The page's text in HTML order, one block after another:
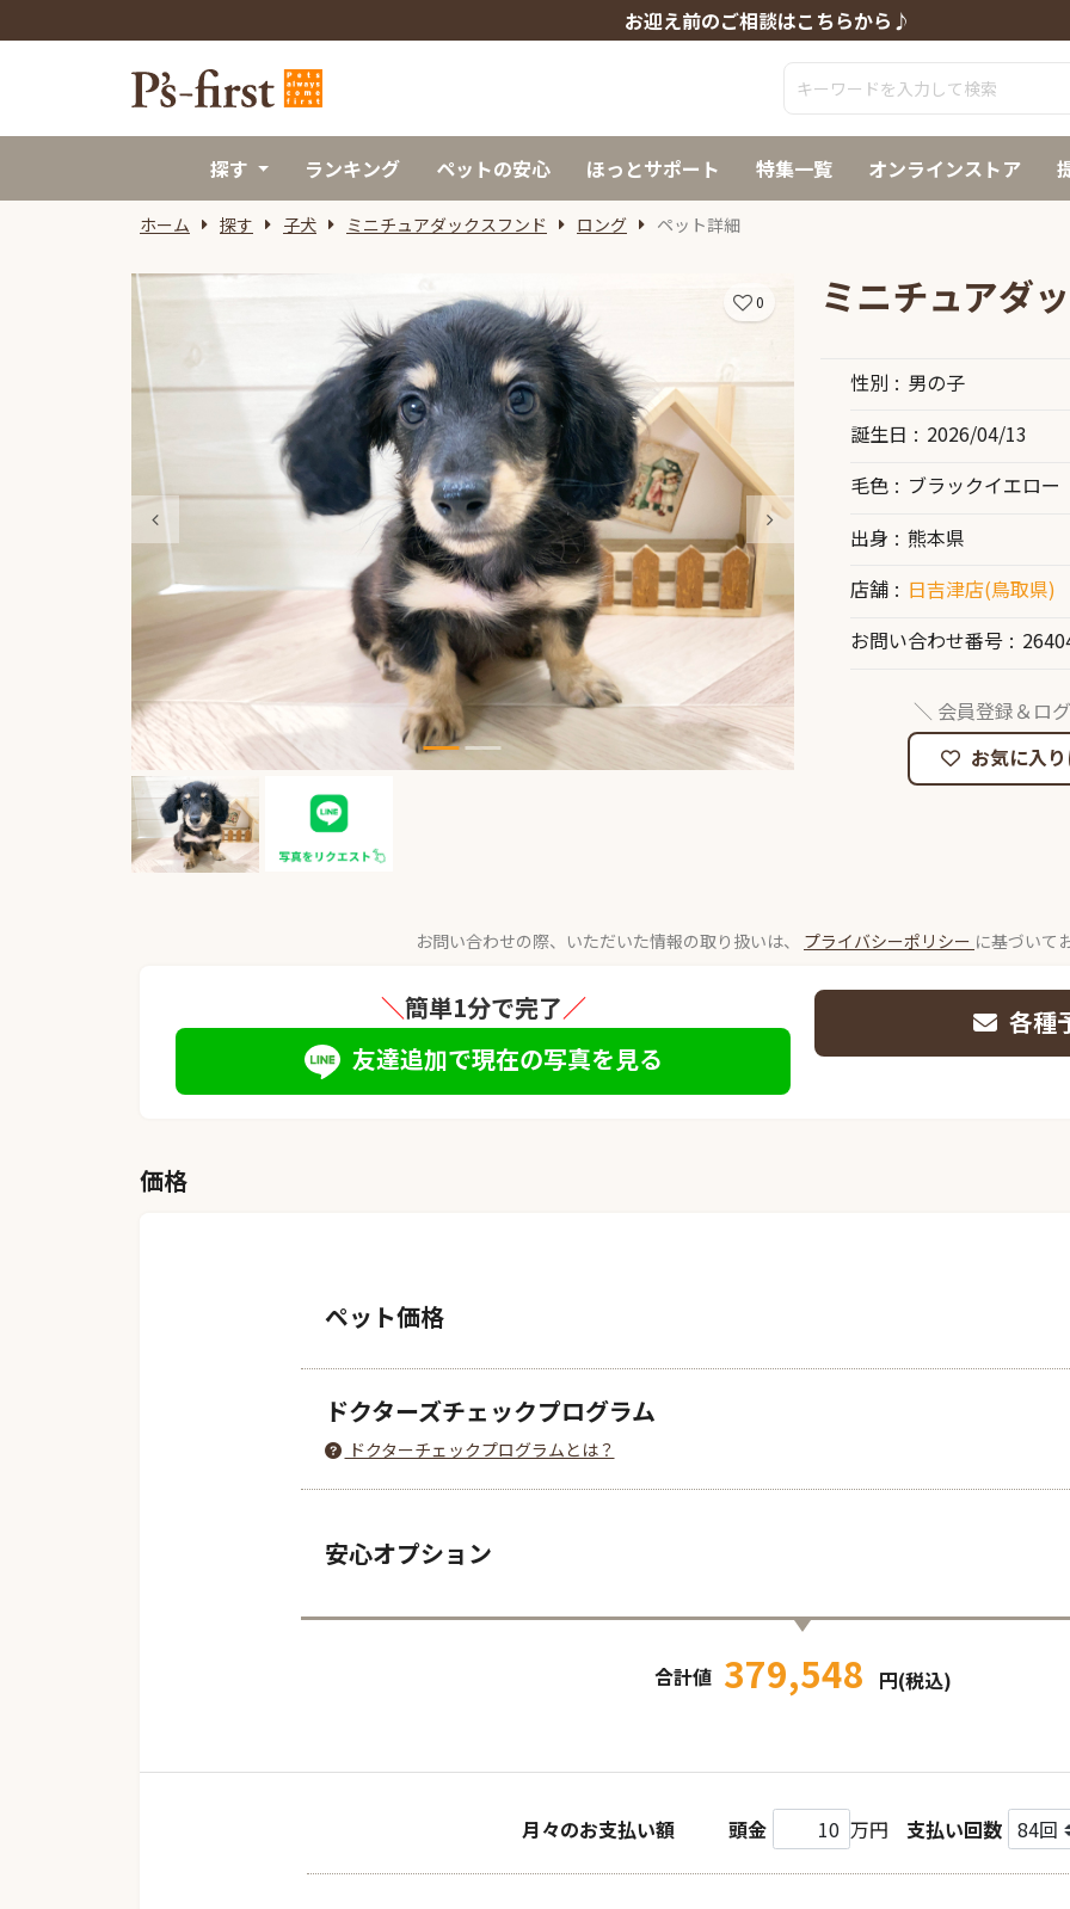
お迎え前のご相談はこちらから♪
探す ランキング ペットの安心 ほっとサポート 特集一覧 オンラインストア
ホーム 探す 子犬 ミニチュアダックスフンド ロング ペット詳細
0 ミニチュアダ
性別
男の子
誕生日
2026/04/13
毛色
ブラックイエロー
出身
熊本県
店舗
日吉津店(鳥取県)
お問い合わせ番号
＼ 会員登録＆ロ
お気に入
お問い合わせの際、いただいた情報の取り扱いは、 プライバシーポリシー に基づいて
＼簡単1分で完了／
友達追加で現在の写真を見る
各種
価格
ペット価格
ドクターズチェックプログラム
ドクターチェックプログラムとは？
安心オプション
合計値 379,548 円(税込)
月々のお支払い額 頭金 万円 支払い回数